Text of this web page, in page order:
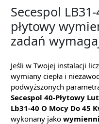
Secespol
płytowy
zadań
Jeśli w Twojej instalacji
wymiany ciepła i
podwyższonych
Secespol 40-Płytowy
Lb31-40 O Mocy Do 45
wykonany jako